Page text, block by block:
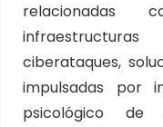
ciberataques,
impulsadas por
psicológico de